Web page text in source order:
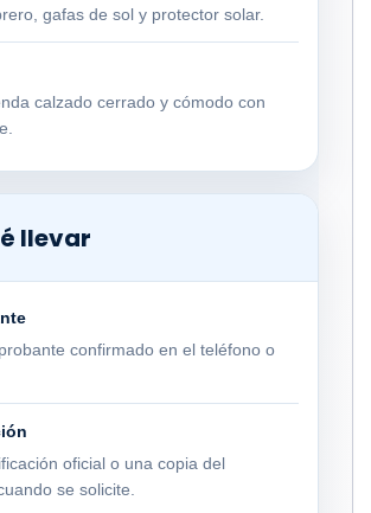
gafas de sol y protector solar.
calzado cerrado y cómodo con
llevar
confirmado en el teléfono o
oficial o una copia del
se solicite.